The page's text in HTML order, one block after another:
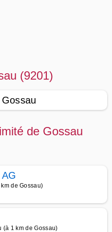
(9201)
de Gossau
de Gossau)
(à 1 km de Gossau)